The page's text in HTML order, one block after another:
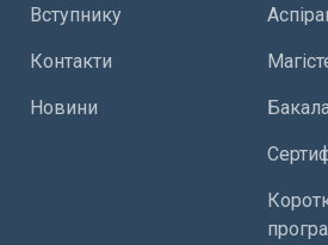
Вступнику
Контакти
Новини